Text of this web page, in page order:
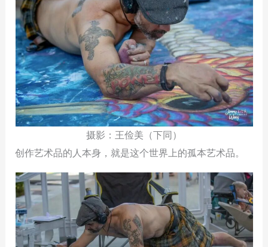
摄影：王俭美（下同）
创作艺术品的人本身，就是这个世界上的孤本艺术品。